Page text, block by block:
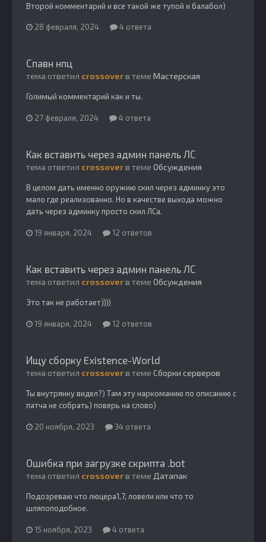
Второй комментарий и все такой же тупой и балабол)
28 февраля, 2024 4 ответа
Спавн нпц
тема ответил crossoverв теме Мастерская
Голимый комментарий как и ты.
27 февраля, 2024 4 ответа
Как вставить через админ панель ЛС
тема ответил crossoverв теме Обсуждения
В целом дать именно оружию скил через админку это
мало где реализованно. Но в качестве выхода можно
дать через админку просто скил ЛСа.
19 января, 2024 12 ответов
Как вставить через админ панель ЛС
тема ответил crossoverв теме Обсуждения
Это так не работает))))
19 января, 2024 12 ответов
Ищу сборку Existence-World
тема ответил crossoverв теме Сборки серверов
Ты внутрянку видел?) Там эту наркоманию по описанию с
патча не собрать) поверь на слово)
20 ноября, 2023 34 ответа
Ошибка при загрузке скрипта .bot
тема ответил crossoverв теме Датапак
Подозреваю что люцера1,7, ловели или что то
шляпоподобное.
15 ноября, 2023 4 ответа